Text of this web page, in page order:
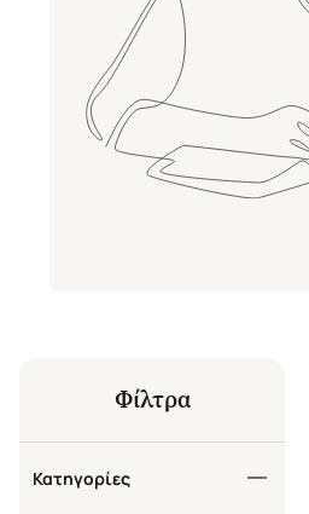
Φίλτρα
Κατηγορίες